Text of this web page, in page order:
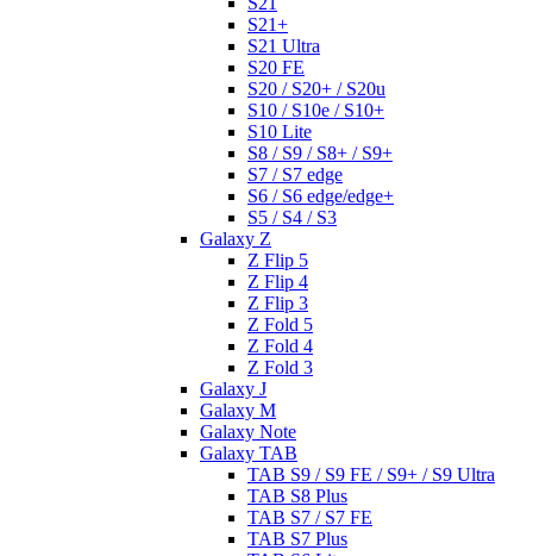
S21+
S21 Ultra
S20 FE
S20 / S20+ / S20u
S10 / S10e / S10+
S10 Lite
S8 / S9 / S8+ / S9+
S7 / S7 edge
S6 / S6 edge/edge+
S5 / S4 / S3
Galaxy Z
Z Flip 5
Z Flip 4
Z Flip 3
Z Fold 5
Z Fold 4
Z Fold 3
Galaxy J
Galaxy M
Galaxy Note
Galaxy TAB
TAB S9 / S9 FE / S9+ / S9 Ultra
TAB S8 Plus
TAB S7 / S7 FE
TAB S7 Plus